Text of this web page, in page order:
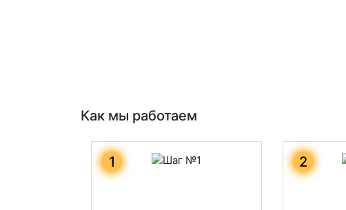
Как мы работаем
1 2